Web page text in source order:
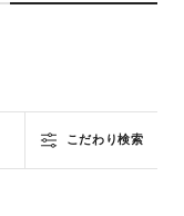
こだわり検索